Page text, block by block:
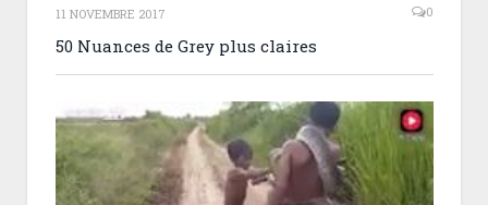
11 NOVEMBRE 2017 0
50 Nuances de Grey plus claires